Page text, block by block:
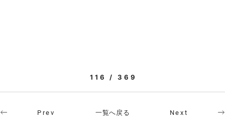
116 / 369
Prev 一覧へ戻る Next